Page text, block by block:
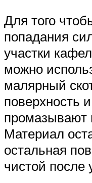
Для того
попадания
участки
можно
малярный
поверхность
промазывают
Материал
остальная
чистой после